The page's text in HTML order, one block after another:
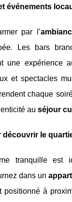
événements
par l’
Les bars
une expérience
et spectacles
rendent chaque
au séjour
découvrir le
tranquille est
dans un
positionné à